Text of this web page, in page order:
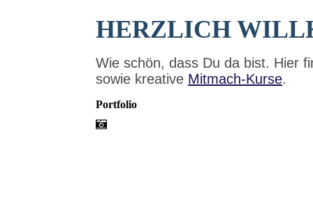
HERZLICH
Wie schön, dass Du da bist. Hier
sowie kreative Mitmach-Kurse.
Portfolio